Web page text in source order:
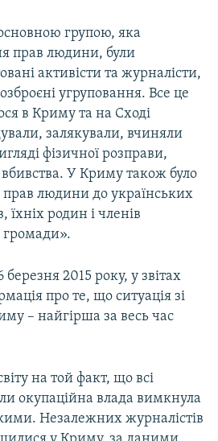
групою, яка
прав людини, були
активісти та журналісти,
угруповання. Все це
в Криму та на Сході
залякували, вчиняли
фізичної розправи,
вбивства. У Криму також було
людини до українських
їхніх родин і членів
громади».
2015 року, у звітах
про те, що ситуація зі
– найгірша за весь час
на той факт, що всі
окупаційна влада вимкнула
Незалежних журналістів